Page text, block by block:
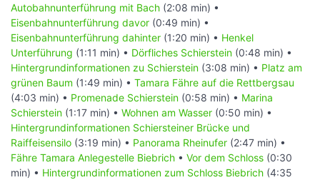
Autobahnunterführung mit Bach (2:08 min) •
Eisenbahnunterführung davor (0:49 min) •
Eisenbahnunterführung dahinter (1:20 min) • Henkel
Unterführung (1:11 min) • Dörfliches Schierstein (0:48 min) •
Hintergrundinformationen zu Schierstein (3:08 min) • Platz am
grünen Baum (1:49 min) • Tamara Fähre auf die Rettbergsau
(4:03 min) • Promenade Schierstein (0:58 min) • Marina
Schierstein (1:17 min) • Wohnen am Wasser (0:50 min) •
Hintergrundinformationen Schiersteiner Brücke und
Raiffeisensilo (3:19 min) • Panorama Rheinufer (2:47 min) •
Fähre Tamara Anlegestelle Biebrich • Vor dem Schloss (0:30
min) • Hintergrundinformationen zum Schloss Biebrich (4:35